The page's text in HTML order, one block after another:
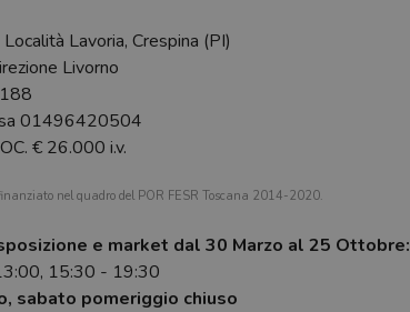
Lavoria, Crespina (PI)
Livorno
01496420504
€ 26.000 i.v.
nel quadro del POR FESR Toscana 2014-2020.
e market dal 30 Marzo al 25 Ottobre:
15:30 - 19:30
sabato pomeriggio chiuso